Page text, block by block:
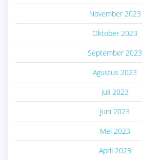
November 2023
Oktober 2023
September 2023
Agustus 2023
Juli 2023
Juni 2023
Mei 2023
April 2023